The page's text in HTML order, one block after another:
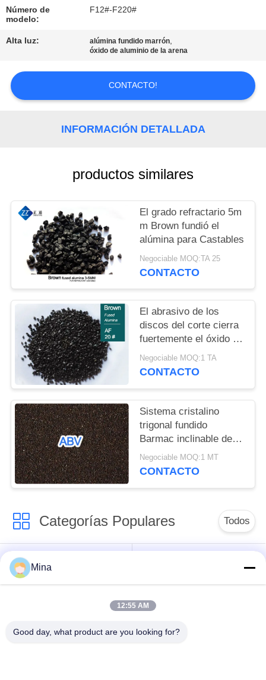
ÉNTRENOS
EN
CONTACTO
CON
MAPA
DEL
SITIO
POLÍTICA
PRIVACIDAD
Número de
modelo:
F12#-F220#
Alta luz: alúmina fundido marrón,
óxido de aluminio de la arena
CONTACTO!
INFORMACIÓN DETALLADA
productos similares
El grado refractario 5m
m Brown fundió el
alúmina para Castables
Negociable MOQ:TA 25
CONTACTO
El abrasivo de los
discos del corte cierra
fuertemente el óxido de
aluminio de FEPA 20#
Brown
Negociable MOQ:1 TA
CONTACTO
Sistema cristalino
trigonal fundido
Barmac inclinable de la
pureza elevada del
óxido de aluminio del
Negociable MOQ:1 MT
CONTACTO
Categorías Populares Todos
Voladura de cerámica
de la gota
Medios de molienda
Mina
12:55 AM
Good day, what product are you looking for?